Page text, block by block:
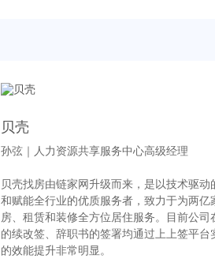
贝壳
孙弦｜人力资源共享服务中心高级经理
贝壳找房由链家网升级而来，是以技术驱
和赋能全行业的优质服务者，致力于为两
房、租赁和装修全方位居住服务。目前公
的续改签、辞职书的签署均通过上上签平
的效能提升非常明显。